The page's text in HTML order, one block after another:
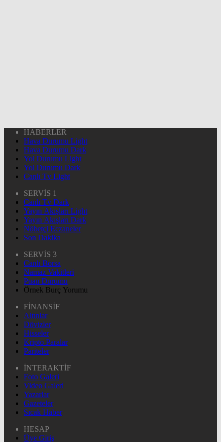
HABERLER
Hava Durumu Light
Hava Durumu Dark
Yol Durumu Light
Yol Durumu Dark
Canlı Tv Light
SERVİS 1
Canlı Tv Dark
Yayın Akışları Light
Yayın Akışları Dark
Nöbetçi Eczaneler
Son Dakika
SERVİS 3
Canlı Borsa
Namaz Vakitleri
Puan Durumu
Örnek Burç Yorumu
FİNANSİF
Altınlar
Dövizler
Hisseler
Kripto Paralar
Pariteler
İNTERAKTİF
Foto Galeri
Video Galeri
Yazarlar
Gazeteler
Sıcak Haber
HESAP
Üye Giriş